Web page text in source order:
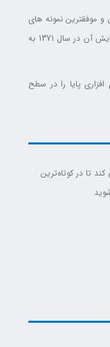
و موفقترین نمونه های
"نرم افزارحسابداری" در کشور است که نخستین ویرایش آن در سال 1371 به
از مجموعه نرم افزاری پایا را در سطح
تا در کوتاه‌ترین